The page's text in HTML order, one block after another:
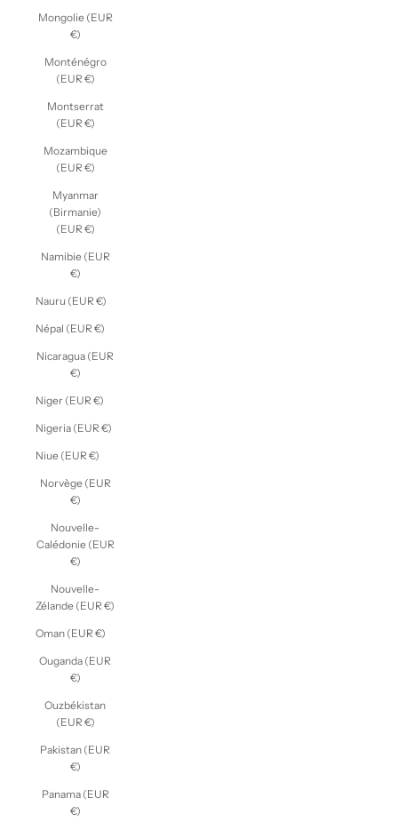
Mongolie (EUR
€)
Monténégro
(EUR €)
Montserrat
(EUR €)
Mozambique
(EUR €)
Myanmar
(Birmanie)
(EUR €)
Namibie (EUR
€)
Nauru (EUR €)
Népal (EUR €)
Nicaragua (EUR
€)
Niger (EUR €)
Nigeria (EUR €)
Niue (EUR €)
Norvège (EUR
€)
Nouvelle-
Calédonie (EUR
€)
Nouvelle-
Zélande (EUR €)
Oman (EUR €)
Ouganda (EUR
€)
Ouzbékistan
(EUR €)
Pakistan (EUR
€)
Panama (EUR
€)